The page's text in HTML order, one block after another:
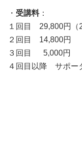
・ 受講料：
１回目 29,800円（
２回目 14,800円
３回目 5,000円
４回目以降 サポー